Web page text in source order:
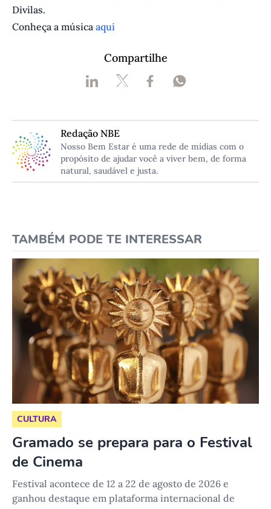
Divilas.
Conheça a música aqui
Compartilhe
Redação NBE
Nosso Bem Estar é uma rede de mídias com o
propósito de ajudar você a viver bem, de forma
natural, saudável e justa.
TAMBÉM PODE TE INTERESSAR
CULTURA
Gramado se prepara para o Festival
de Cinema
Festival acontece de 12 a 22 de agosto de 2026 e
ganhou destaque em plataforma internacional de